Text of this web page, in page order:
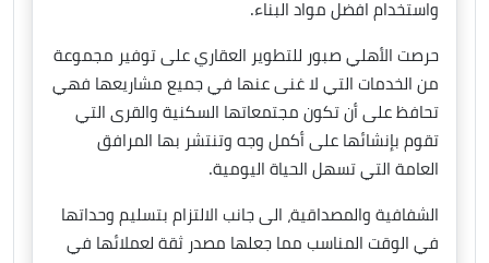
واستخدام افضل مواد البناء.
حرصت الأهلي صبور للتطوير العقاري على توفير مجموعة
من الخدمات التي لا غنى عنها في جميع مشاريعها فهي
تحافظ على أن تكون مجتمعاتها السكنية والقرى التي
تقوم بإنشائها على أكمل وجه وتنتشر بها المرافق
العامة التي تسهل الحياة اليومية.
الشفافية والمصداقية، الى جانب الالتزام بتسليم وحداتها
في الوقت المناسب مما جعلها مصدر ثقة لعملائها في